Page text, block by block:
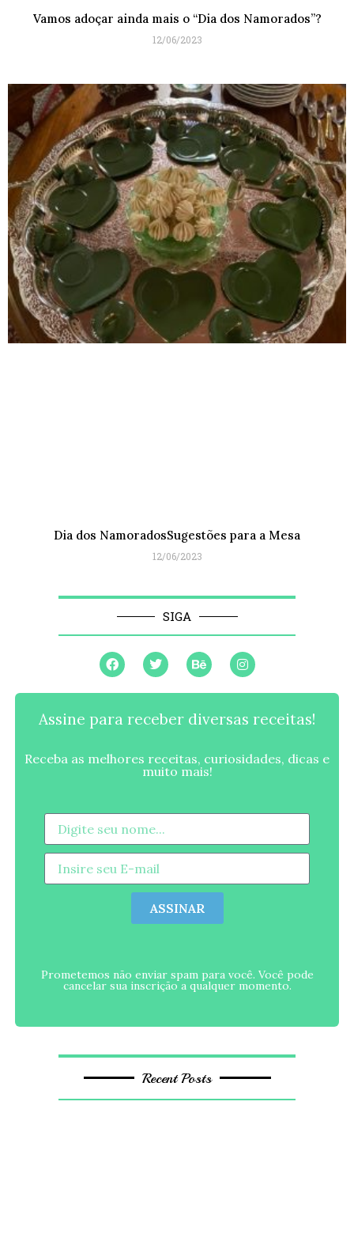
Vamos adoçar ainda mais o “Dia dos Namorados”?
12/06/2023
Dia dos NamoradosSugestões para a Mesa
12/06/2023
SIGA
Assine para receber diversas receitas!
Receba as melhores receitas, curiosidades, dicas e
muito mais!
ASSINAR
Prometemos não enviar spam para você. Você pode
cancelar sua inscrição a qualquer momento.
Recent Posts